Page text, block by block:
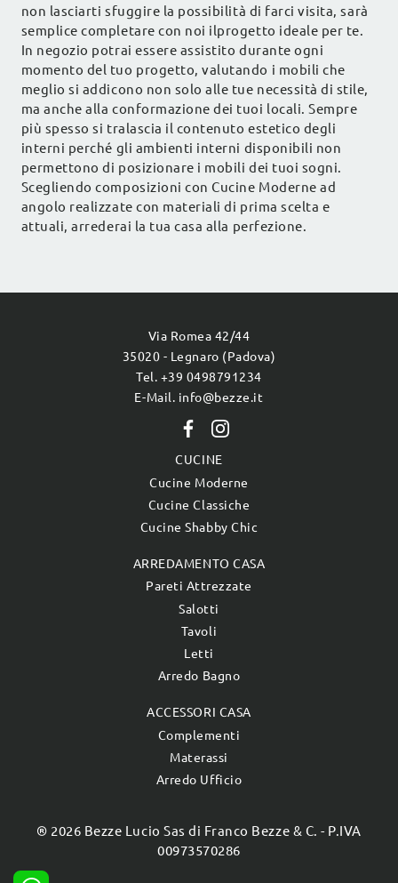
non lasciarti sfuggire la possibilità di farci visita, sarà
semplice completare con noi ilprogetto ideale per te.
In negozio potrai essere assistito durante ogni
momento del tuo progetto, valutando i mobili che
meglio si addicono non solo alle tue necessità di stile,
ma anche alla conformazione dei tuoi locali. Sempre
più spesso si tralascia il contenuto estetico degli
interni perché gli ambienti interni disponibili non
permettono di posizionare i mobili dei tuoi sogni.
Scegliendo composizioni con Cucine Moderne ad
angolo realizzate con materiali di prima scelta e
attuali, arrederai la tua casa alla perfezione.
Via Romea 42/44
35020 - Legnaro (Padova)
Tel. +39 0498791234
E-Mail. info@bezze.it
CUCINE
Cucine Moderne
Cucine Classiche
Cucine Shabby Chic
ARREDAMENTO CASA
Pareti Attrezzate
Salotti
Tavoli
Letti
Arredo Bagno
ACCESSORI CASA
Complementi
Materassi
Arredo Ufficio
® 2026 Bezze Lucio Sas di Franco Bezze & C. - P.IVA
00973570286